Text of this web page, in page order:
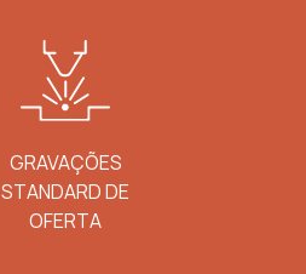
GRAVAÇÕES
STANDARD DE
OFERTA